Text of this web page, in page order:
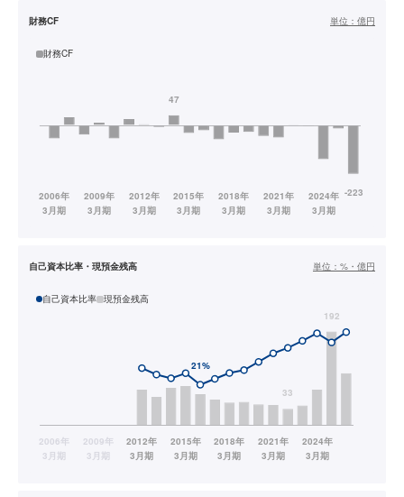
財務CF 単位： 億円
財務CF
自己資本比率・現預金残高 単位： %・億円
自己資本比率 現預金残高